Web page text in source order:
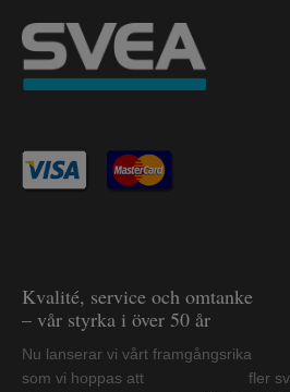
Kvalité, service och omtanke
– vår styrka i över 50 år
Nu lanserar vi vårt
som vi hoppas att fler